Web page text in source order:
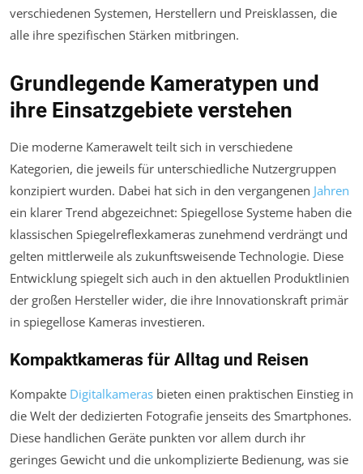
verschiedenen Systemen, Herstellern und Preisklassen, die
alle ihre spezifischen Stärken mitbringen.
Grundlegende Kameratypen und
ihre Einsatzgebiete verstehen
Die moderne Kamerawelt teilt sich in verschiedene
Kategorien, die jeweils für unterschiedliche Nutzergruppen
konzipiert wurden. Dabei hat sich in den vergangenen Jahren
ein klarer Trend abgezeichnet: Spiegellose Systeme haben die
klassischen Spiegelreflexkameras zunehmend verdrängt und
gelten mittlerweile als zukunftsweisende Technologie. Diese
Entwicklung spiegelt sich auch in den aktuellen Produktlinien
der großen Hersteller wider, die ihre Innovationskraft primär
in spiegellose Kameras investieren.
Kompaktkameras für Alltag und Reisen
Kompakte Digitalkameras bieten einen praktischen Einstieg in
die Welt der dedizierten Fotografie jenseits des Smartphones.
Diese handlichen Geräte punkten vor allem durch ihr
geringes Gewicht und die unkomplizierte Bedienung, was sie